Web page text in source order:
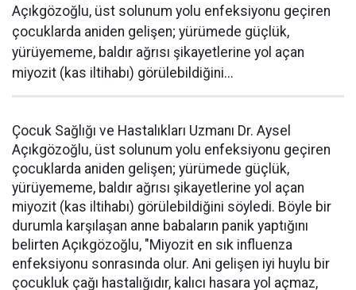
Açıkgözoğlu, üst solunum yolu enfeksiyonu geçiren
çocuklarda aniden gelişen; yürümede güçlük,
yürüyememe, baldır ağrısı şikayetlerine yol açan
miyozit (kas iltihabı) görülebildiğini...
Çocuk Sağlığı ve Hastalıkları Uzmanı Dr. Aysel
Açıkgözoğlu, üst solunum yolu enfeksiyonu geçiren
çocuklarda aniden gelişen; yürümede güçlük,
yürüyememe, baldır ağrısı şikayetlerine yol açan
miyozit (kas iltihabı) görülebildiğini söyledi. Böyle bir
durumla karşılaşan anne babaların panik yaptığını
belirten Açıkgözoğlu, "Miyozit en sık influenza
enfeksiyonu sonrasında olur. Ani gelişen iyi huylu bir
çocukluk çağı hastalığıdır, kalıcı hasara yol açmaz,